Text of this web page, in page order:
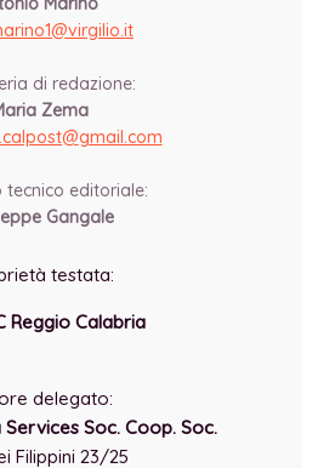
di redazione:
Zema
gmail.com
tecnico editoriale:
Gangale
testata:
Reggio Calabria
delegato:
Soc. Coop. Soc.
Filippini 23/25